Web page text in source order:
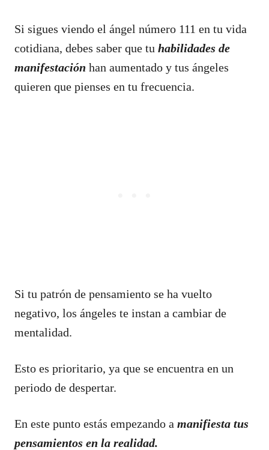
Si sigues viendo el ángel número 111 en tu vida
cotidiana, debes saber que tu habilidades de
manifestación han aumentado y tus ángeles
quieren que pienses en tu frecuencia.
Si tu patrón de pensamiento se ha vuelto
negativo, los ángeles te instan a cambiar de
mentalidad.
Esto es prioritario, ya que se encuentra en un
periodo de despertar.
En este punto estás empezando a manifiesta tus
pensamientos en la realidad.